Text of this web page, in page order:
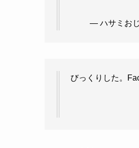
— ハサミお
びっくりした。